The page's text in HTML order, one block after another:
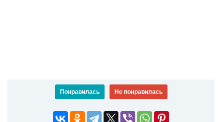
Понравилась Не понравилась